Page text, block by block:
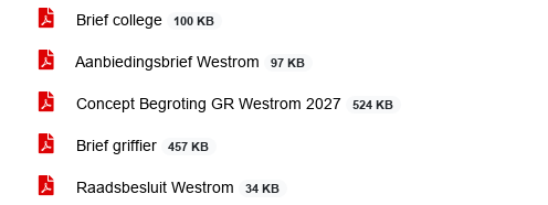
Brief college 100 KB
Aanbiedingsbrief Westrom 97 KB
Concept Begroting GR Westrom 2027 524 KB
Brief griffier 457 KB
Raadsbesluit Westrom 34 KB